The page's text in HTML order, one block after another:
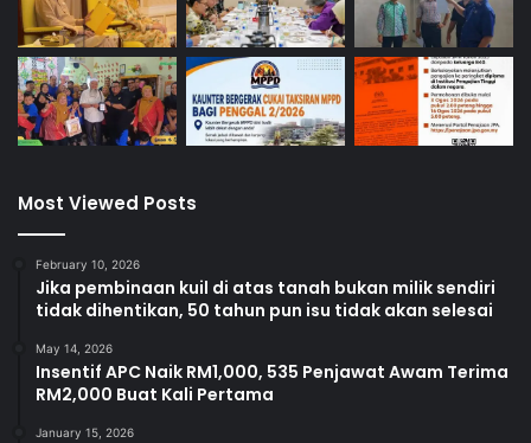
Most Viewed Posts
February 10, 2026
Jika pembinaan kuil di atas tanah bukan milik sendiri
tidak dihentikan, 50 tahun pun isu tidak akan selesai
May 14, 2026
Insentif APC Naik RM1,000, 535 Penjawat Awam Terima
RM2,000 Buat Kali Pertama
January 15, 2026